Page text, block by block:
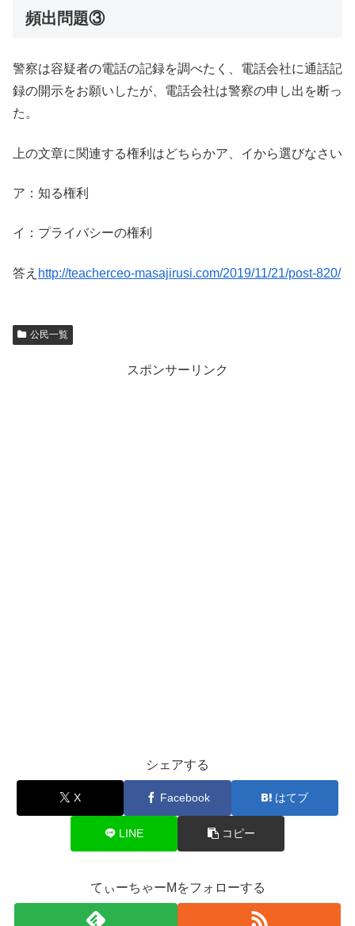
頻出問題③
警察は容疑者の電話の記録を調べたく、電話会社に通話記
録の開示をお願いしたが、電話会社は警察の申し出を断っ
た。
上の文章に関連する権利はどちらかア、イから選びなさい
ア：知る権利
イ：プライバシーの権利
答え http://teacherceo-masajirusi.com/2019/11/21/post-820/
公民一覧
スポンサーリンク
シェアする
X Facebook はてブ
LINE コピー
てぃーちゃーMをフォローする